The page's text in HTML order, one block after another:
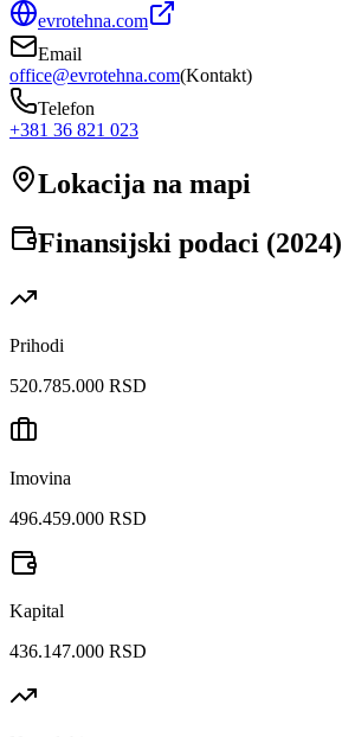
evrotehna.com
Email
office@evrotehna.com(Kontakt)
Telefon
+381 36 821 023
Lokacija na mapi
Finansijski podaci (2024)
Prihodi
520.785.000 RSD
Imovina
496.459.000 RSD
Kapital
436.147.000 RSD